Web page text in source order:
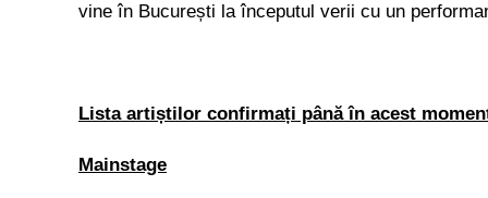
vine în București la începutul verii cu un
Lista artiștilor confirmați până în acest
Mainstage